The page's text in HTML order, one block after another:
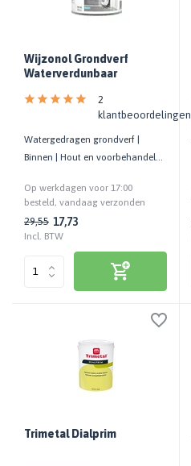
Wijzonol Grondverf
Waterverdunbaar
2
klantbeoordelingen
Watergedragen grondverf |
Binnen | Hout en voorbehandelde
Op werkdagen voor 17:00
besteld, vandaag verzonden
29,55 17,73
Incl. BTW
Trimetal Dialprim